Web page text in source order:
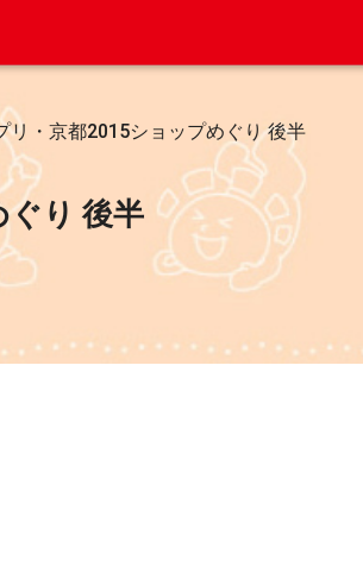
リ・京都2015ショップめぐり 後半
り 後半